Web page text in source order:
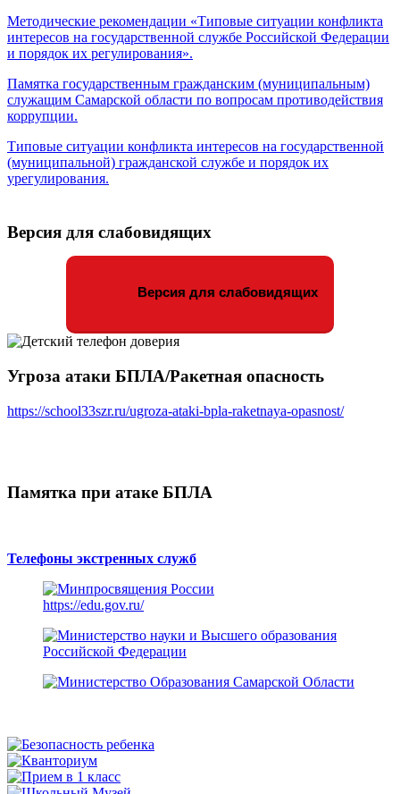
Методические рекомендации «Типовые ситуации конфликта
интересов на государственной службе Российской Федерации
и порядок их регулирования».
Памятка государственным гражданским (муниципальным)
служащим Самарской области по вопросам противодействия
коррупции.
Типовые ситуации конфликта интересов на государственной
(муниципальной) гражданской службе и порядок их
урегулирования.
Версия для слабовидящих
Версия для слабовидящих
Угроза атаки БПЛА/Ракетная опасность
https://school33szr.ru/ugroza-ataki-bpla-raketnaya-opasnost/
Памятка при атаке БПЛА
Телефоны экстренных служб
https://edu.gov.ru/